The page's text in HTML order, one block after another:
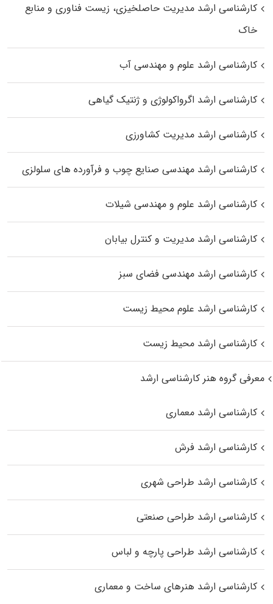
کارشناسی ارشد مدیریت حاصلخیزی، زیست فناوری و منابع
خاک
کارشناسی ارشد علوم و مهندسی آب
کارشناسی ارشد اگرواکولوژی و ژنتیک گیاهی
کارشناسی ارشد مدیریت کشاورزی
کارشناسی ارشد مهندسی صنایع چوب و فرآورده‌ های سلولزی
کارشناسی ارشد علوم و مهندسی شیلات
کارشناسی ارشد مدیریت و کنترل بیابان
کارشناسی ارشد مهندسی فضای سبز
کارشناسی ارشد علوم محیط‌ زیست
کارشناسی ارشد محیط زیست
معرفی گروه هنر کارشناسی ارشد
کارشناسی ارشد معماری
کارشناسی ارشد فرش
کارشناسی ارشد طراحی شهری
کارشناسی ارشد طراحی صنعتی
کارشناسی ارشد طراحی پارچه و لباس
کارشناسی ارشد هنرهای ساخت و معماری